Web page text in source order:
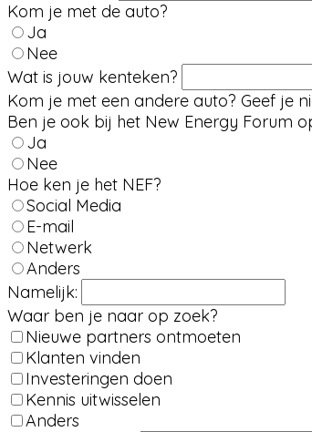
Kom je met de auto?
Ja
Nee
Wat is jouw kenteken?
Kom je met een andere auto? Geef je
Ben je ook bij het New Energy Forum
Ja
Nee
Hoe ken je het NEF?
Social Media
E-mail
Netwerk
Anders
Namelijk:
Waar ben je naar op zoek?
Nieuwe partners ontmoeten
Klanten vinden
Investeringen doen
Kennis uitwisselen
Anders